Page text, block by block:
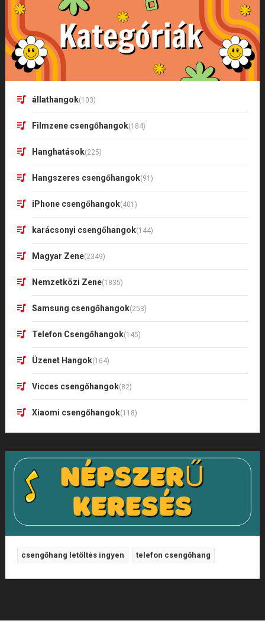
állathangok(103)
Filmzene csengőhangok(184)
Hanghatások(225)
Hangszeres csengőhangok(91)
iPhone csengőhangok(401)
karácsonyi csengőhangok(144)
Magyar Zene(2349)
Nemzetközi Zene(1835)
Samsung csengőhangok(253)
Telefon Csengőhangok(145)
Üzenet Hangok(164)
Vicces csengőhangok(82)
Xiaomi csengőhangok(118)
csengőhang letöltés ingyen telefon csengőhang